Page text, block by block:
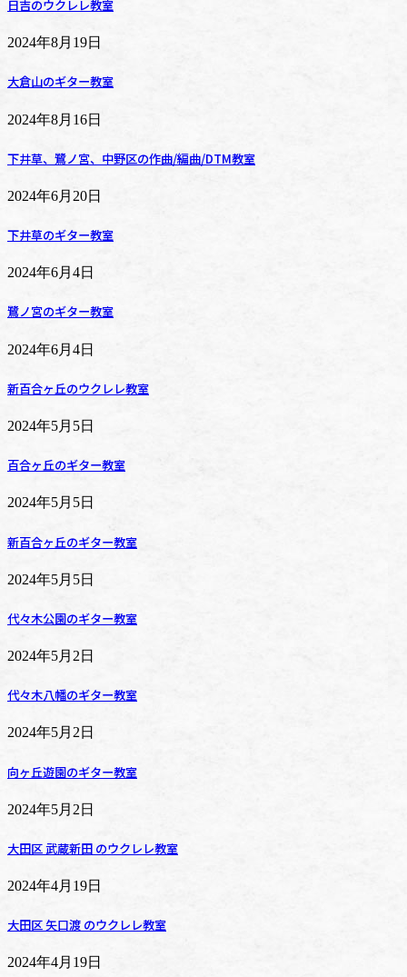
日吉のウクレレ教室
2024年8月19日
大倉山のギター教室
2024年8月16日
下井草、鷺ノ宮、中野区の作曲/編曲/DTM教室
2024年6月20日
下井草のギター教室
2024年6月4日
鷺ノ宮のギター教室
2024年6月4日
新百合ヶ丘のウクレレ教室
2024年5月5日
百合ヶ丘のギター教室
2024年5月5日
新百合ヶ丘のギター教室
2024年5月5日
代々木公園のギター教室
2024年5月2日
代々木八幡のギター教室
2024年5月2日
向ヶ丘遊園のギター教室
2024年5月2日
大田区 武蔵新田 のウクレレ教室
2024年4月19日
大田区 矢口渡 のウクレレ教室
2024年4月19日